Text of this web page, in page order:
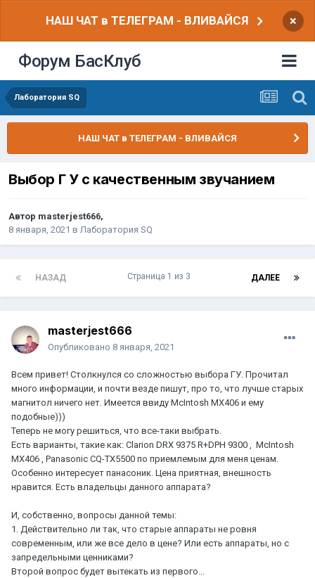
НАШ ЧАТ в ТЕЛЕГРАМ - ВЛИВАЙСЯ ×
Форум БасКлуб
Лаборатория SQ
НАШ ЧАТ в ТЕЛЕГРАМ - ВЛИВАЙСЯ
Выбор Г У с качественным звучанием
Автор masterjest666,
8 января, 2021 в Лаборатория SQ
НАЗАД ДАЛЕЕ
Страница 1 из 3
masterjest666
Опубликовано 8 января, 2021
Всем привет! Столкнулся со сложностью выбора ГУ. Прочитал
много информации, и почти везде пишут, про то, что лучше старых
магнитол ничего нет. Имеется ввиду McIntosh MX406 и ему
подобные)))
Теперь не могу решиться, что все-таки выбрать.
Есть варианты, такие как: Clarion DRX 9375 R+DPH 9300 , McIntosh
MX406 , Panasonic CQ-TX5500 по приемлемым для меня ценам.
Особенно интересует панасоник. Цена приятная, внешность
нравится. Есть владельцы данного аппарата?
И, собственно, вопросы данной темы:
1. Действительно ли так, что старые аппараты не ровня
современным, или же все дело в цене? Или есть аппараты, но с
запредельными ценниками?
Второй вопрос будет вытекать из первого...